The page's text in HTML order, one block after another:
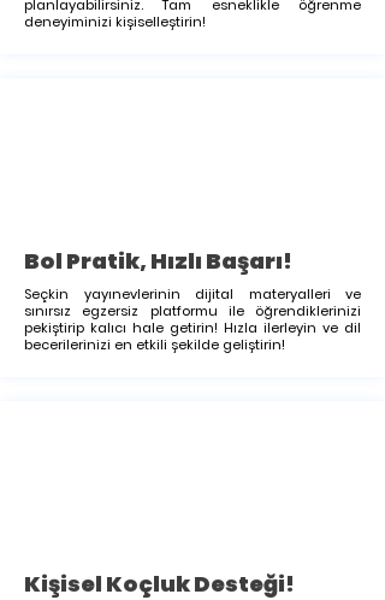
planlayabilirsiniz. Tam esneklikle öğrenme
deneyiminizi kişiselleştirin!
Bol Pratik, Hızlı Başarı!
Seçkin yayınevlerinin dijital materyalleri ve
sınırsız egzersiz platformu ile öğrendiklerinizi
pekiştirip kalıcı hale getirin! Hızla ilerleyin ve dil
becerilerinizi en etkili şekilde geliştirin!
Kişisel Koçluk Desteği!